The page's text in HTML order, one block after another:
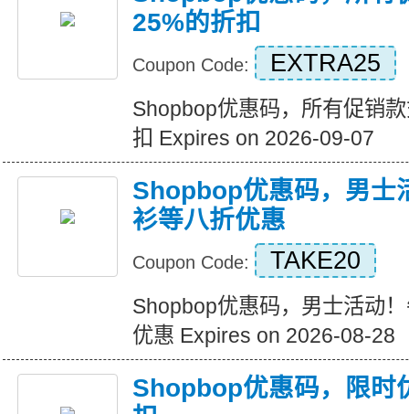
25%的折扣
Coupon Code: EXTRA25
Shopbop优惠码，所有促销
扣 Expires on 2026-09-07
Shopbop优惠码，男士
衫等八折优惠
Coupon Code: TAKE20
Shopbop优惠码，男士活动
优惠 Expires on 2026-08-28
Shopbop优惠码，限时